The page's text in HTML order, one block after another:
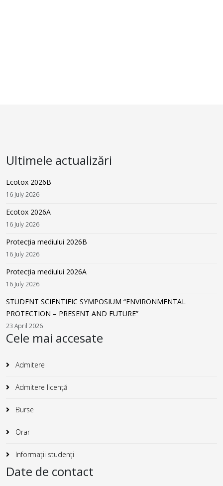
Ultimele actualizări
Ecotox 2026B
16 July 2026
Ecotox 2026A
16 July 2026
Protecția mediului 2026B
16 July 2026
Protecția mediului 2026A
16 July 2026
STUDENT SCIENTIFIC SYMPOSIUM “ENVIRONMENTAL
PROTECTION – PRESENT AND FUTURE”
23 April 2026
Cele mai accesate
Admitere
Admitere licență
Burse
Orar
Informații studenți
Date de contact